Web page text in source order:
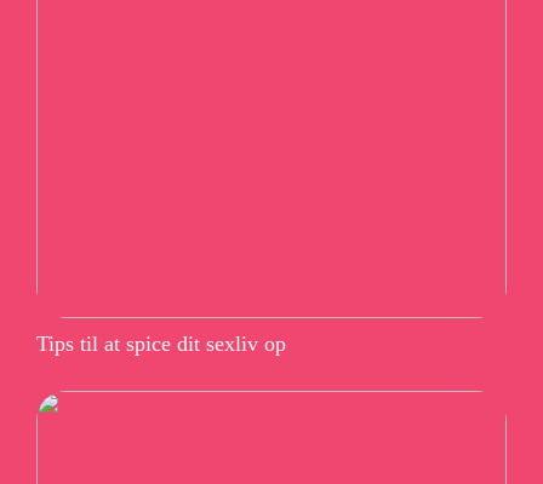
Tips til at spice dit sexliv op